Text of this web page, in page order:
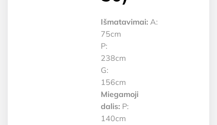
Išmatavimai: A:
75cm
P:
238cm
G:
156cm
Miegamoji
dalis: P:
140cm